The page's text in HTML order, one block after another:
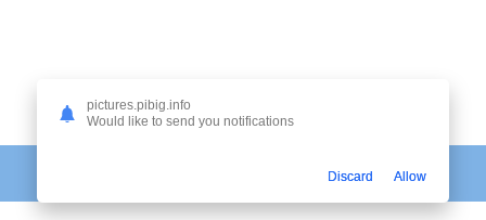
БИБЛЕЙСКИЕ СЮЖЕТЫ РИСУНКИ
pictures.pibig.info
Would like to send you notifications
Discard Allow